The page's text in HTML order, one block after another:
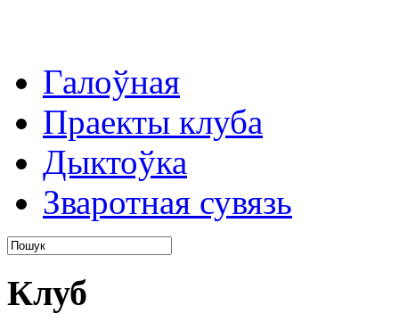
Галоўная
Праекты клуба
Дыктоўка
Зваротная сувязь
Клуб